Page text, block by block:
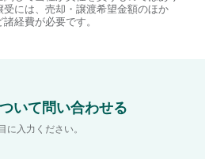
には、売却・譲渡希望金額のほか
経費が必要です。